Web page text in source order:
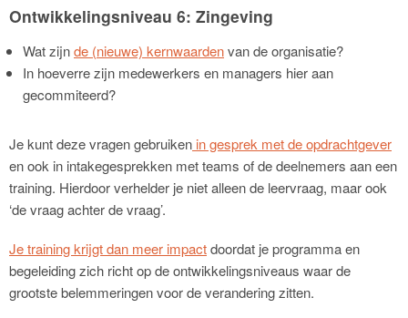
Ontwikkelingsniveau 6: Zingeving
Wat zijnde (nieuwe) kernwaardenvan de organisatie?
In hoeverre zijn medewerkers en managers hier aan
gecommiteerd?
Je kunt deze vragen gebruiken in gesprek met de opdrachtgever
en ook in intakegesprekken met teams of de deelnemers aan een
training. Hierdoor verhelder je niet alleen de leervraag, maar ook
‘de vraag achter de vraag’.
Je training krijgt dan meer impactdoordat je programma en
begeleiding zich richt op de ontwikkelingsniveaus waar de
grootste belemmeringen voor de verandering zitten.